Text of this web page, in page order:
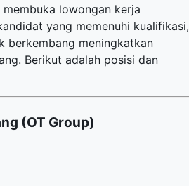
lowongan kerja
yang memenuhi kualifikasi,
berkembang meningkatkan
Berikut adalah posisi dan
(OT Group)